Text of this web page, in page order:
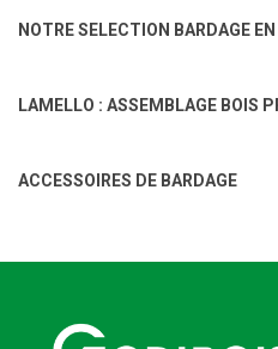
NOTRE SELECTION BARDAGE
LAMELLO : ASSEMBLAGE BOIS
ACCESSOIRES DE BARDAGE